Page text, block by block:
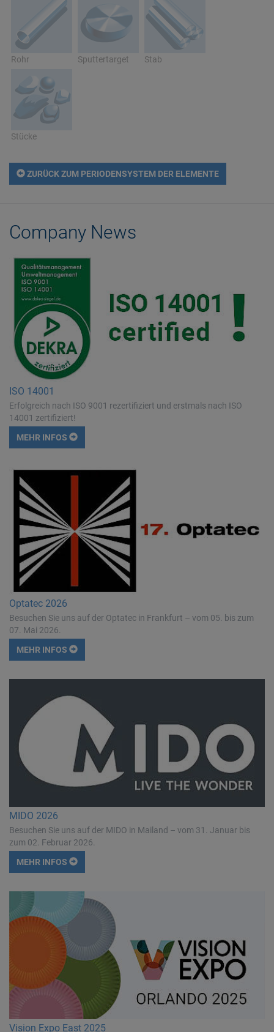
Rohr Sputtertarget Stab
Stücke
ZURÜCK ZUM PERIODENSYSTEM DER ELEMENTE
Company News
ISO 14001
Erfolgreich nach ISO 9001 rezertifiziert und erstmals nach ISO
14001 zertifiziert!
MEHR INFOS
Optatec 2026
Besuchen Sie uns auf der Optatec in Frankfurt – vom 05. bis zum
07. Mai 2026.
MEHR INFOS
MIDO 2026
Besuchen Sie uns auf der MIDO in Mailand – vom 31. Januar bis
zum 02. Februar 2026.
MEHR INFOS
Vision Expo East 2025